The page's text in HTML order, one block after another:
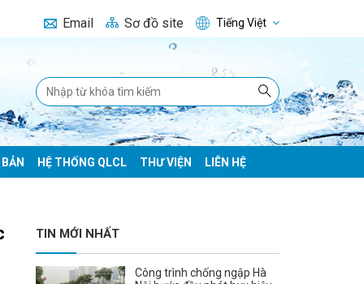
Email Sơ đồ site Tiếng Việt
HỆ THỐNG QLCL THƯ VIỆN LIÊN HỆ
TIN MỚI NHẤT
Công trình chống ngập Hà